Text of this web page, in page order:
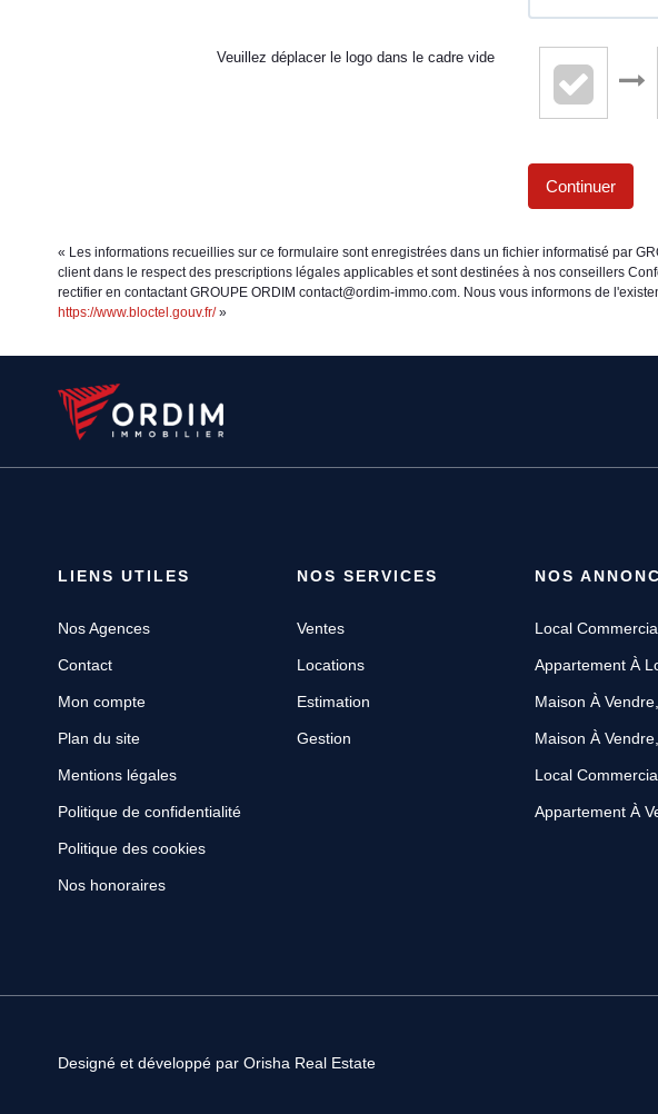
Veuillez déplacer le logo dans le cadre vide
Continuer
« Les informations recueillies sur ce formulaire sont enregistrées dans un fichier informatisé par
client dans le respect des prescriptions légales applicables et sont destinées à nos conseillers
rectifier en contactant GROUPE ORDIM contact@ordim-immo.com. Nous vous informons de
https://www.bloctel.gouv.fr/»
LIENS UTILES
Nos Agences
Contact
Mon compte
Plan du site
Mentions légales
Politique de confidentialité
Politique des cookies
Nos honoraires
NOS SERVICES
Ventes
Locations
Estimation
Gestion
NOS
Local
Appartement À
Maison À
Maison À
Local
Appartement À
Designé et développé par Orisha Real Estate